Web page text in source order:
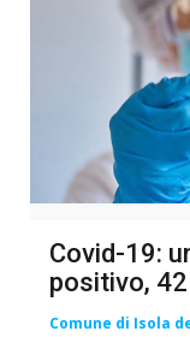
Covid-19:
positivo,
Comune di Isola